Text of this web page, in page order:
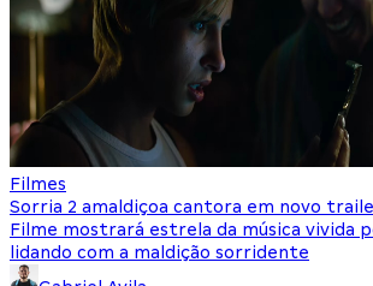
Filmes
Sorria 2 amaldiçoa cantora em novo
Filme mostrará estrela da música vivida
lidando com a maldição sorridente